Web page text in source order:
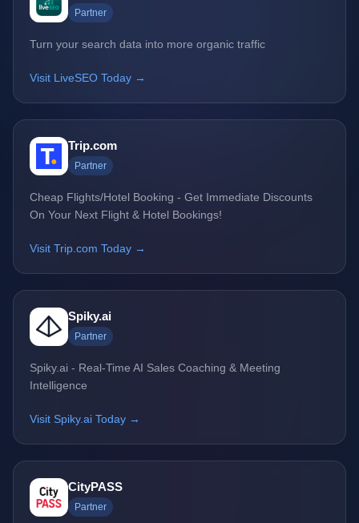
Partner
Turn your search data into more organic traffic
Visit LiveSEO Today →
Trip.com
Partner
Cheap Flights/Hotel Booking - Get Immediate Discounts
On Your Next Flight & Hotel Bookings!
Visit Trip.com Today →
Spiky.ai
Partner
Spiky.ai - Real-Time AI Sales Coaching & Meeting
Intelligence
Visit Spiky.ai Today →
CityPASS
Partner